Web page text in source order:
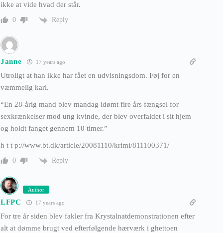
ikke at vide hvad der står.
0 Reply
Janne 17 years ago
Utroligt at han ikke har fået en udvisningsdom. Føj for en
væmmelig karl.
“En 28-årig mand blev mandag idømt fire års fængsel for
sexkrænkelser mod ung kvinde, der blev overfaldet i sit hjem
og holdt fanget gennem 10 timer.”
h t t p://www.bt.dk/article/20081110/krimi/811100371/
0 Reply
Author
LFPC 17 years ago
For tre år siden blev fakler fra Krystalnatdemonstrationen efter
alt at dømme brugt ved efterfølgende hærværk i ghettoen